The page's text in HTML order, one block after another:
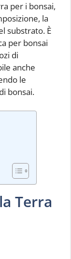
per i bonsai,
la
substrato. È
per bonsai
di
anche
le
bonsai.
Terra